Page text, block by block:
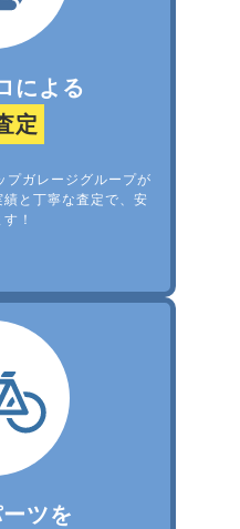
による
定
プガレージグループが
と丁寧な査定で、安
！
ツを